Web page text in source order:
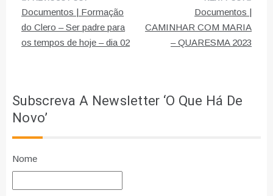
de
artigos
Documentos | Formação
do Clero – Ser padre para
os tempos de hoje – dia 02
Documentos |
CAMINHAR COM MARIA
– QUARESMA 2023
Subscreva A Newsletter ‘O Que Há De
Novo’
Nome